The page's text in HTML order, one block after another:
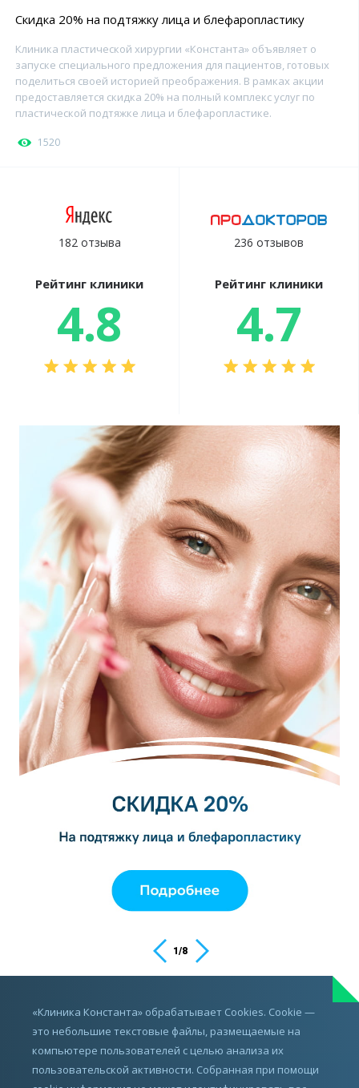
Скидка 20% на подтяжку лица и блефаропластику
Клиника пластической хирургии «Константа» объявляет о
запуске специального предложения для пациентов, готовых
поделиться своей историей преображения. В рамках акции
предоставляется скидка 20% на полный комплекс услуг по
пластической подтяжке лица и блефаропластике.
1520
182 отзыва
Рейтинг клиники
4.8
236 отзывов
Рейтинг клиники
4.7
1/8
ИМЕЮТСЯ ПРОТИВОПОКАЗАНИЯ,
ПРОКОНСУЛЬТИРУЙТЕСЬ С ВРАЧОМ
«Клиника Константа» обрабатывает Cookies. Cookie —
это небольшие текстовые файлы, размещаемые на
компьютере пользователей с целью анализа их
пользовательской активности. Собранная при помощи